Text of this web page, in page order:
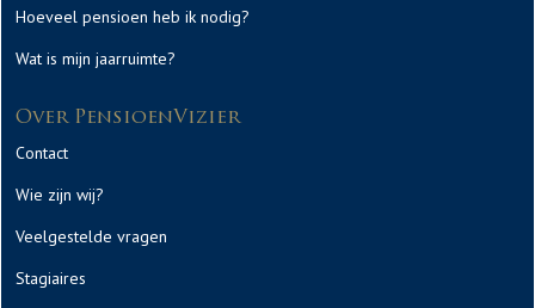
Hoeveel pensioen heb ik nodig?
Wat is mijn jaarruimte?
Over PensioenVizier
Contact
Wie zijn wij?
Veelgestelde vragen
Stagiaires